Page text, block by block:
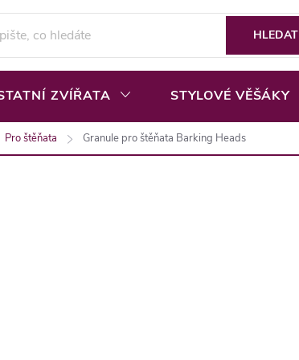
HLEDAT
ZVÍŘATA STYLOVÉ VĚŠÁKY
Pro štěňata Granule pro štěňata Barking Heads